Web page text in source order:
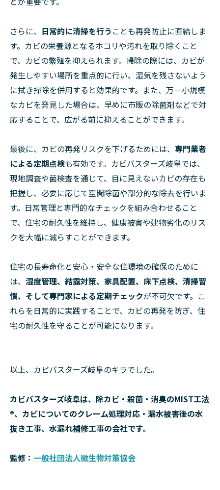
さらに、 日常的に清掃を行う ことも再発防止に直結しま
す。カビの栄養源となるホコリや汚れを取り除くこと
で、カビの繁殖を抑えられます。掃除の際には、カビが
発生しやすい場所を重点的に行い、湿気を残さないよう
に拭き掃除を併用すると効果的です。また、万一小規模
なカビを発見した場合は、早めに市販の除菌剤などで対
応することで、広がる前に抑えることができます。
最後に、カビの再発リスクを下げるためには、 専門業者
による定期点検も有効です。カビバスターズ岐阜では、
現地調査や菌検査を通じて、目に見えないカビの存在も
把握し、必要に応じて空間除菌や部分的な除去を行いま
す。日常管理と専門的なチェックを組み合わせること
で、住宅の耐久性を維持し、健康被害や建物劣化のリス
クを大幅に減らすことができます。
住宅の長寿命化と安心・安全な住環境の確保のために
は、 湿度管理、結露対策、家具配置、床下点検、清掃習
慣、そして専門家による定期チェックが不可欠です。こ
れらを日常的に実践することで、カビの再発を防ぎ、住
宅の耐久性を守ることが可能になります。
以上、カビバスターズ岐阜のキラでした。
カビバスターズ岐阜は、除カビ・殺菌・消臭のMIST工法
®、カビについてのクレーム処理対応・漏水被害後の水
抜き工事、水漏れ補修工事の会社です。
監修： 一般社団法人微生物対策協会